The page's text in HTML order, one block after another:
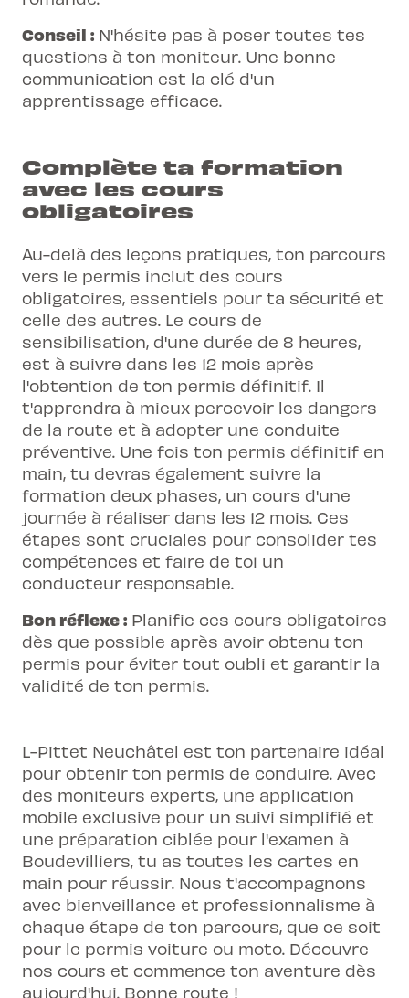
Conseil : N'hésite pas à poser toutes tes
questions à ton moniteur. Une bonne
communication est la clé d'un
apprentissage efficace.
Complète ta formation
avec les cours
obligatoires
Au-delà des leçons pratiques, ton parcours
vers le permis inclut des cours
obligatoires, essentiels pour ta sécurité et
celle des autres. Le cours de
sensibilisation, d'une durée de 8 heures,
est à suivre dans les 12 mois après
l'obtention de ton permis définitif. Il
t'apprendra à mieux percevoir les dangers
de la route et à adopter une conduite
préventive. Une fois ton permis définitif en
main, tu devras également suivre la
formation deux phases, un cours d'une
journée à réaliser dans les 12 mois. Ces
étapes sont cruciales pour consolider tes
compétences et faire de toi un
conducteur responsable.
Bon réflexe : Planifie ces cours obligatoires
dès que possible après avoir obtenu ton
permis pour éviter tout oubli et garantir la
validité de ton permis.
L-Pittet Neuchâtel est ton partenaire idéal
pour obtenir ton permis de conduire. Avec
des moniteurs experts, une application
mobile exclusive pour un suivi simplifié et
une préparation ciblée pour l'examen à
Boudevilliers, tu as toutes les cartes en
main pour réussir. Nous t'accompagnons
avec bienveillance et professionnalisme à
chaque étape de ton parcours, que ce soit
pour le permis voiture ou moto. Découvre
nos cours et commence ton aventure dès
aujourd'hui. Bonne route !